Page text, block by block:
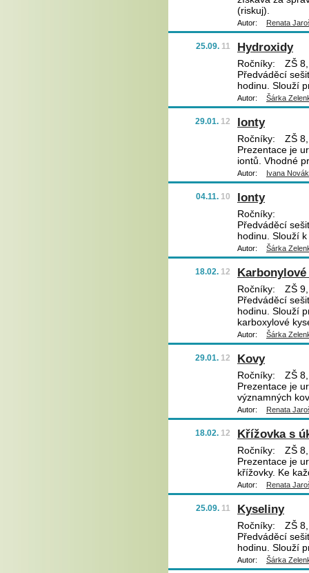
(riskuj).
Autor: Renata
25.09. 11 Hydroxidy
Ročníky:
ZŠ 8,
Předváděcí
hodinu. Slouží
Autor: Šárka
29.01. 12 Ionty
Ročníky:
ZŠ
Prezentace je
iontů. Vhodné
Autor: Ivana
04.11. 10 Ionty
Ročníky:
Předváděcí
hodinu. Slouží
Autor: Šárka
18.02. 12
Ročníky:
ZŠ 9,
Předváděcí
hodinu. Slouží
karboxylové
Autor: Šárka
29.01. 12 Kovy
Ročníky:
ZŠ
Prezentace je
významných
Autor: Renata
18.02. 12 Křížovka s
Ročníky:
ZŠ
Prezentace je
křížovky. Ke
Autor: Renata
25.09. 11 Kyseliny
Ročníky:
ZŠ 8,
Předváděcí
hodinu. Slouží
Autor: Šárka